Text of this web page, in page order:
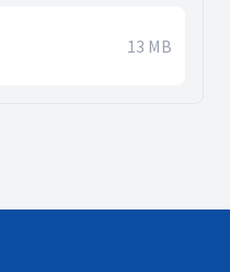
13 MB